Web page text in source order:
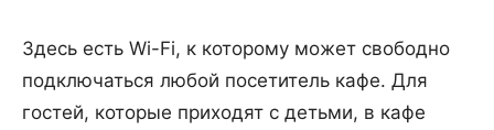
Здесь есть Wi-Fi, к которому может свободно
подключаться любой посетитель кафе. Для
гостей, которые приходят с детьми, в кафе